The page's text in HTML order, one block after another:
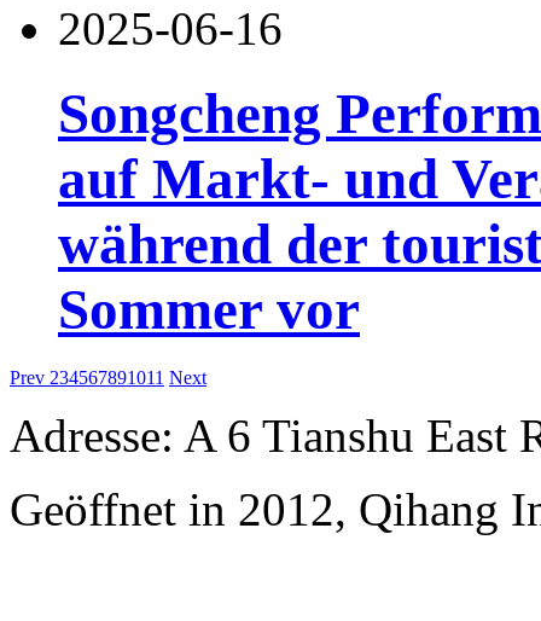
2025-06-16
Songcheng
auf Markt- und
während der
Sommer vor
Prev 234567891011 Next
Adresse: A 6 Tianshu East
Geöffnet in 2012, Qihang